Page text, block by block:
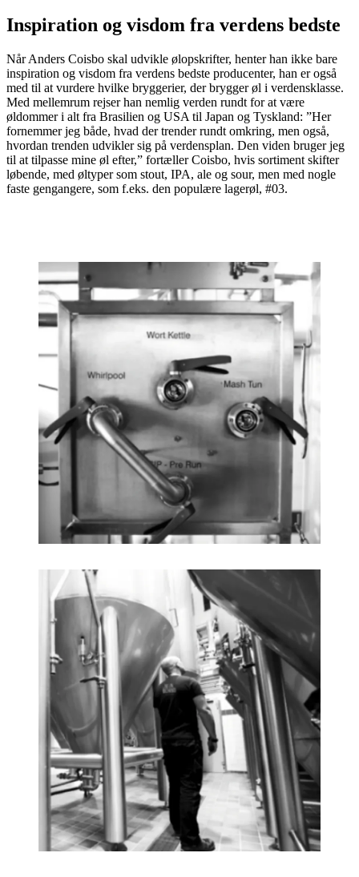
Inspiration og visdom fra verdens bedste
Når Anders Coisbo skal udvikle ølopskrifter, henter han ikke bare
inspiration og visdom fra verdens bedste producenter, han er også
med til at vurdere hvilke bryggerier, der brygger øl i verdensklasse.
Med mellemrum rejser han nemlig verden rundt for at være
øldommer i alt fra Brasilien og USA til Japan og Tyskland: ”Her
fornemmer jeg både, hvad der trender rundt omkring, men også,
hvordan trenden udvikler sig på verdensplan. Den viden bruger jeg
til at tilpasse mine øl efter,” fortæller Coisbo, hvis sortiment skifter
løbende, med øltyper som stout, IPA, ale og sour, men med nogle
faste gengangere, som f.eks. den populære lagerøl, #03.